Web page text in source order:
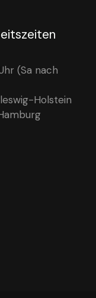
(Sa nach
Holstein